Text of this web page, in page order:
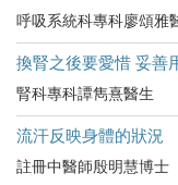
呼吸系統科專科廖頌雅
換腎之後要愛惜 妥善
腎科專科譚雋熹醫生
流汗反映身體的狀況
註冊中醫師殷明慧博士